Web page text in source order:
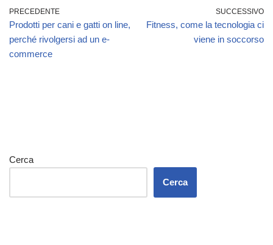
PRECEDENTE
Prodotti per cani e gatti on line,
perché rivolgersi ad un e-
commerce
SUCCESSIVO
Fitness, come la tecnologia ci
viene in soccorso
Cerca
Cerca